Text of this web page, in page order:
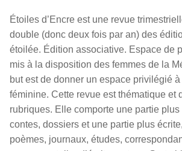
Étoiles d’Encre est une revue
double (donc deux fois par an) des
étoilée. Édition associative. Espace de
mis à la disposition des femmes de la
but est de donner un espace privilégié
féminine. Cette revue est thématique et
rubriques. Elle comporte une partie
contes, dossiers et une partie plus
poèmes, journaux, études,